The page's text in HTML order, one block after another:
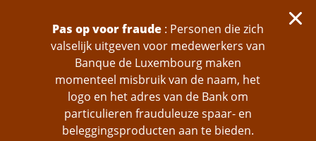
Pas op voor fraude: Personen die zich
valselijk uitgeven voor medewerkers van
Banque de Luxembourg maken
momenteel misbruik van de naam, het
logo en het adres van de Bank om
particulieren frauduleuze spaar- en
beleggingsproducten aan te bieden.